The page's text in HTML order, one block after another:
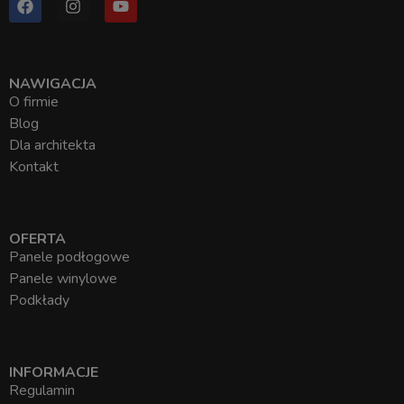
NAWIGACJA
O firmie
Blog
Dla architekta
Kontakt
OFERTA
Panele podłogowe
Panele winylowe
Podkłady
INFORMACJE
Regulamin